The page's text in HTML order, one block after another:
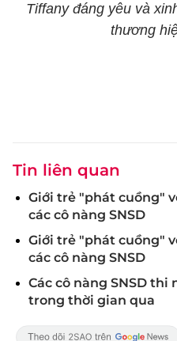
Tiffany đáng yêu và
thương
Tin liên quan
Giới trẻ "phát cuồng"
các cô nàng SNSD
Giới trẻ "phát cuồng"
các cô nàng SNSD
Các cô nàng SNSD
trong thời gian qua